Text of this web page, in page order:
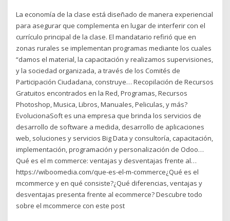
La economía de la clase está diseñado de manera experiencial
para asegurar que complementa en lugar de interferir con el
currículo principal de la clase. El mandatario refirió que en
zonas rurales se implementan programas mediante los cuales
“damos el material, la capacitación y realizamos supervisiones,
y la sociedad organizada, a través de los Comités de
Participación Ciudadana, construye… Recopilación de Recursos
Gratuitos encontrados en la Red, Programas, Recursos
Photoshop, Musica, Libros, Manuales, Peliculas, y más?
EvolucionaSoft es una empresa que brinda los servicios de
desarrollo de software a medida, desarrollo de aplicaciones
web, soluciones y servicios Big Data y consultoría, capacitación,
implementación, programación y personalización de Odoo…
Qué es el m commerce: ventajas y desventajas frente al…
https://wiboomedia.com/que-es-el-m-commerce¿Qué es el
mcommerce y en qué consiste?¿Qué diferencias, ventajas y
desventajas presenta frente al ecommerce? Descubre todo
sobre el mcommerce con este post